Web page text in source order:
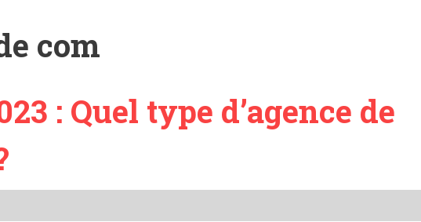
com
: Quel type d’agence de